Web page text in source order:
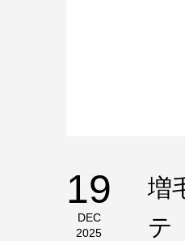
19
DEC
2025
増
テ